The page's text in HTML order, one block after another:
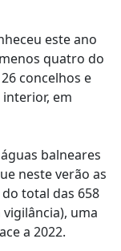
este ano
quatro do
concelhos e
em
balneares
neste verão as
total das 658
uma
a 2022.